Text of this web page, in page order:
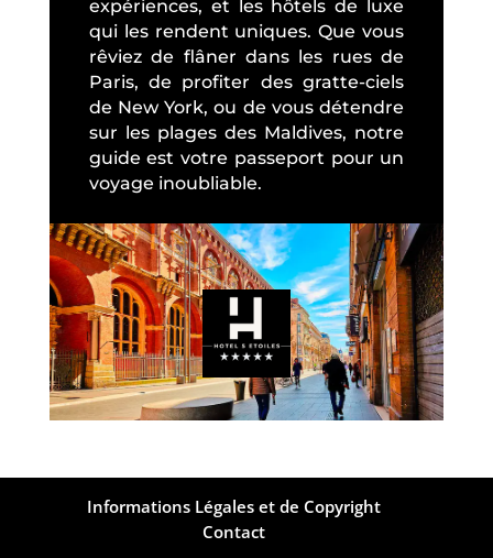
expériences, et les hôtels de luxe
qui les rendent uniques. Que vous
rêviez de flâner dans les rues de
Paris, de profiter des gratte-ciels
de New York, ou de vous détendre
sur les plages des Maldives, notre
guide est votre passeport pour un
voyage inoubliable.
Informations Légales et de Copyright
Contact